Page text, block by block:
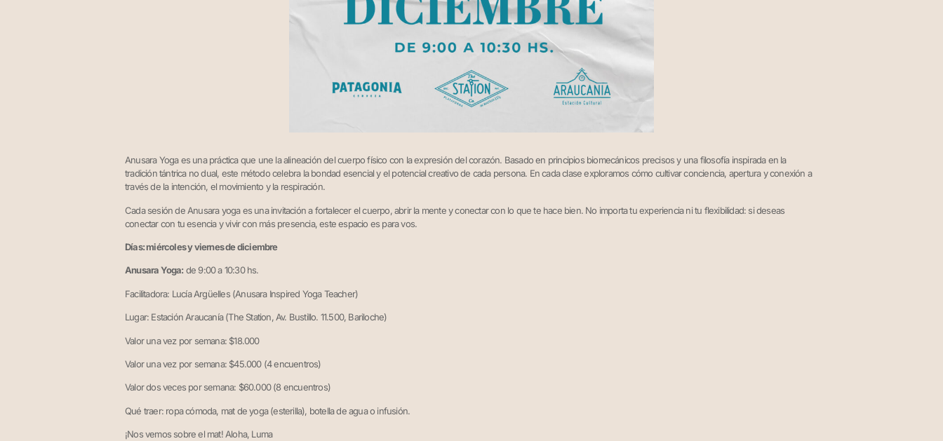
Anusara Yoga es una práctica que une la alineación del cuerpo físico con la expresión del corazón. Basado en principios biomecánicos precisos y una filosofía inspirada en la
tradición tántrica no dual, este método celebra la bondad esencial y el potencial creativo de cada persona. En cada clase exploramos cómo cultivar conciencia, apertura y conexión a
través de la intención, el movimiento y la respiración.
Cada sesión de Anusara yoga es una invitación a fortalecer el cuerpo, abrir la mente y conectar con lo que te hace bien. No importa tu experiencia ni tu flexibilidad: si deseas
conectar con tu esencia y vivir con más presencia, este espacio es para vos.
Días: miércoles y viernes de diciembre
Anusara Yoga: de 9:00 a 10:30 hs.
Facilitadora: Lucía Argüelles (Anusara Inspired Yoga Teacher)
Lugar: Estación Araucanía (The Station, Av. Bustillo. 11.500, Bariloche)
Valor una vez por semana: $18.000
Valor una vez por semana: $45.000 (4 encuentros)
Valor dos veces por semana: $60.000 (8 encuentros)
Qué traer: ropa cómoda, mat de yoga (esterilla), botella de agua o infusión.
¡Nos vemos sobre el mat! Aloha, Luma